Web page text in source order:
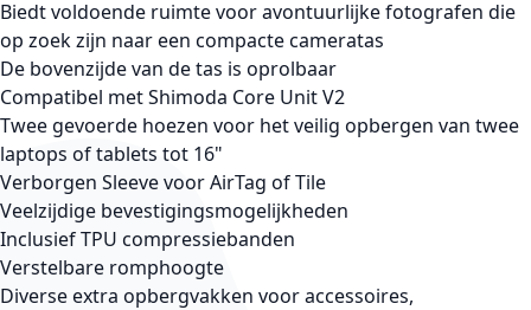
Biedt voldoende ruimte voor avontuurlijke fotografen die
op zoek zijn naar een compacte cameratas
De bovenzijde van de tas is oprolbaar
Compatibel met Shimoda Core Unit V2
Twee gevoerde hoezen voor het veilig opbergen van twee
laptops of tablets tot 16"
Verborgen Sleeve voor AirTag of Tile
Veelzijdige bevestigingsmogelijkheden
Inclusief TPU compressiebanden
Verstelbare romphoogte
Diverse extra opbergvakken voor accessoires,